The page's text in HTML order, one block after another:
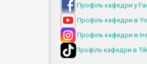
Профіль кафедри у
Профіль кафедри в
Профіль кафедри в
Профіль кафедри в